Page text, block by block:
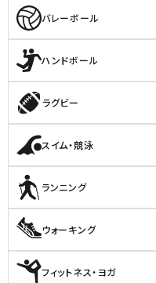
バレーボール
ハンドボール
ラグビー
スイム・競泳
ランニング
ウォーキング
フィットネス・ヨガ